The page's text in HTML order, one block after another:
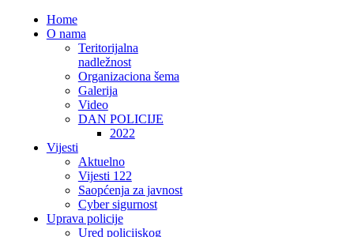
Home
O nama
Teritorijalna
nadležnost
Organizaciona šema
Galerija
Video
DAN POLICIJE
2022
Vijesti
Aktuelno
Vijesti 122
Saopćenja za javnost
Cyber sigurnost
Uprava policije
Ured policijskog